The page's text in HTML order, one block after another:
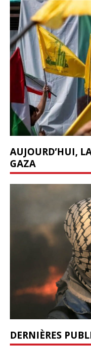
AUJOURD’HUI,
GAZA
DERNIÈRES